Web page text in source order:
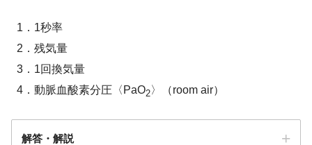
1．1秒率
2．残気量
3．1回換気量
4．動脈血酸素分圧〈PaO2〉（room air）
解答・解説